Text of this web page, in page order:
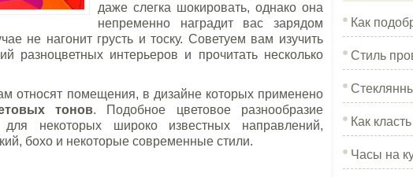
даже слегка шокировать, однако она
непременно наградит вас зарядом
не нагонит грусть и тоску. Советуем вам изучить
разноцветных интерьеров и прочитать несколько
относят помещения, в дизайне которых применено
тонов. Подобное цветовое разнообразие
для некоторых широко известных направлений,
бохо и некоторые современные стили.
Как
Стиль
Как
Часы на